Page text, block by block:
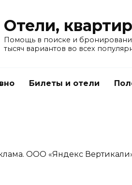
Отели,
Помощь в поиске и
тысяч вариантов во всех
Билеты и отели
ООО «Яндекс